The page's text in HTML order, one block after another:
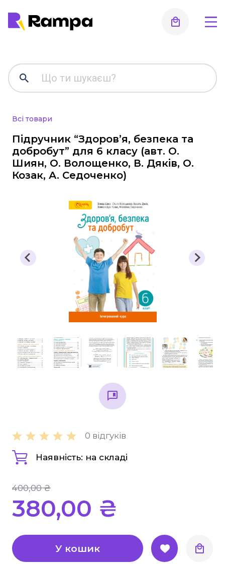
Всі товари
Підручник “Здоров’я, безпека та
добробут” для 6 класу (авт. О.
Шиян, О. Волощенко, В. Дяків, О.
Козак, А. Седоченко)
0 відгуків
Наявність: на складі
400,00 ₴
380,00 ₴
У кошик
підготовка до школи
Альбоми для малювання та аплікації
Стенди, оформлення інтер'єру, роздаткові
Інше
Методична література, все для вихователя
2 клас
3 клас
Універсальна література для 1-4 класів
Методичні рекомендації, все для вчителя
Таблиці, наочність
Інше
Основна та старша школа
Історія
Географія
Фізика
Німецька мова
Музика